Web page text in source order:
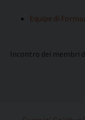
Equipe di
Incontro dei membri